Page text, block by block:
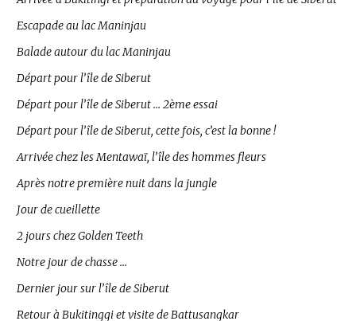
Escapade au lac Maninjau
Balade autour du lac Maninjau
Départ pour l’île de Siberut
Départ pour l’île de Siberut … 2ème essai
Départ pour l’île de Siberut, cette fois, c’est la bonne !
Arrivée chez les Mentawaï, l’île des hommes fleurs
Après notre première nuit dans la jungle
Jour de cueillette
2 jours chez Golden Teeth
Notre jour de chasse …
Dernier jour sur l’île de Siberut
Retour à Bukitinggi et visite de Battusangkar